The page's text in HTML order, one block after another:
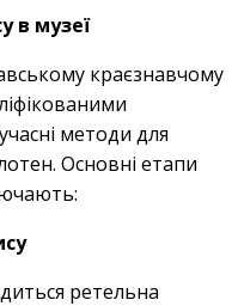
в музеї
краєзнавчому
методи для
Основні етапи
ретельна